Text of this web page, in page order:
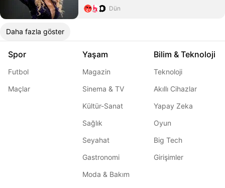
Dün
Daha fazla göster
Spor
Futbol
Maçlar
Yaşam
Magazin
Sinema & TV
Kültür-Sanat
Sağlık
Seyahat
Gastronomi
Moda & Bakım
Bilim & Teknoloji
Teknoloji
Akıllı Cihazlar
Yapay Zeka
Oyun
Big Tech
Girişimler